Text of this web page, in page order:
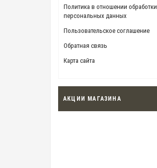
Политика в отношении обработки
персональных данных
Пользовательское соглашение
Обратная связь
Карта сайта
АКЦИИ МАГАЗИНА